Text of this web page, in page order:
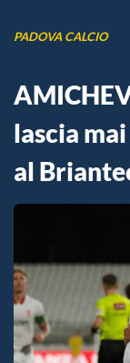
PADOVA CALCIO
lascia
al